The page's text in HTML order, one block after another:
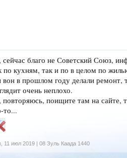
благо не Советский Союз,
по кухням, так и по в целом по
в прошлом году делали ремонт,
очень неплохо.
поищите там на сайте,
то...
11 июл 2019 | 08 Зуль Каада 1440